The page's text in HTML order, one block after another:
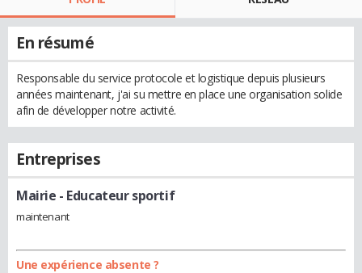
En résumé
Responsable du service protocole et logistique depuis plusieurs
années maintenant, j'ai su mettre en place une organisation solide
afin de développer notre activité.
Entreprises
Mairie - Educateur sportif
maintenant
Une expérience absente ?